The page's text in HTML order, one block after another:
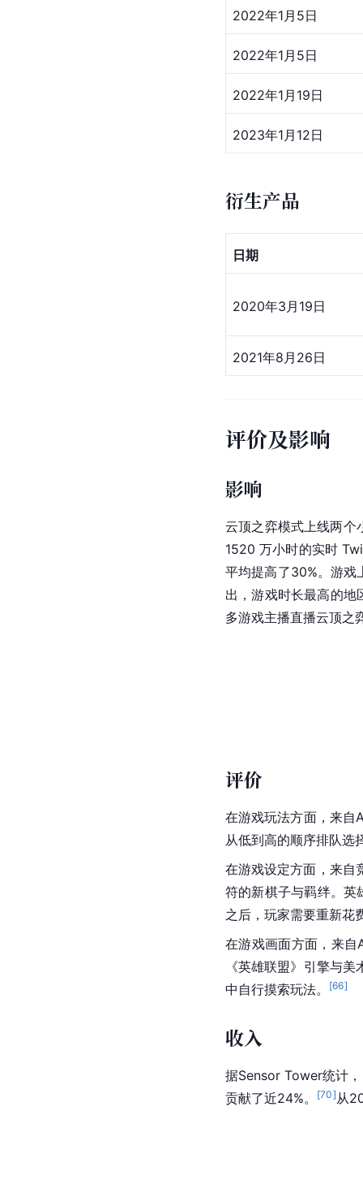
2022年1月5日
2022年1月5日
2022年1月19日
2023年1月12日
衍生产品
日期
2020年3月19日
2021年8月26日
评价及影响
影响
云顶之弈模式上线两个
1520 万小时的实时
平均提高了30%。游戏
出，游戏时长最高的
多游戏主播直播云顶之
评价
在游戏玩法方面，来自
从低到高的顺序排队选
在游戏设定方面，来自
符的新棋子与羁绊。英
之后，玩家需要重新花
在游戏画面方面，来
《英雄联盟》引擎与
中自行摸索玩法。
[66]
收入
据Sensor Tower统计
贡献了近24%。
[70] 从